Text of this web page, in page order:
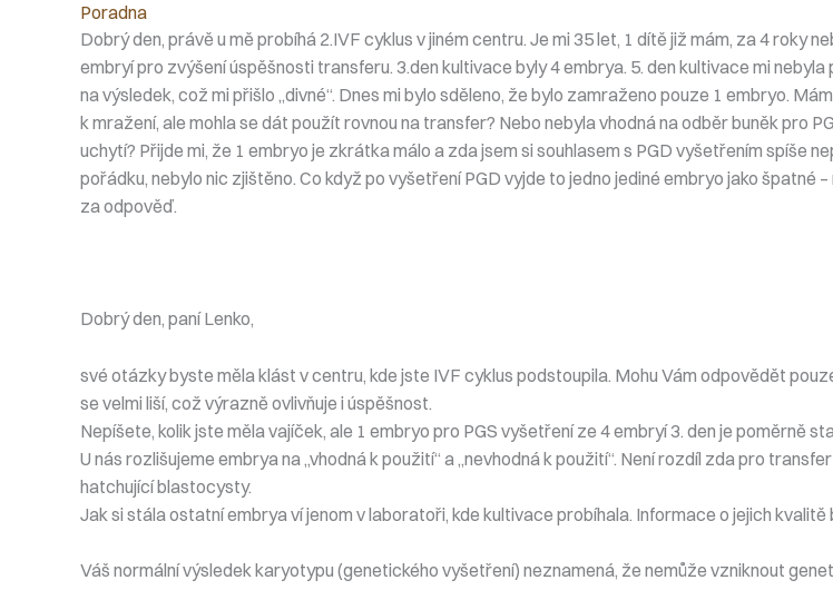
Poradna
Dobrý den, právě u mě probíhá 2.IVF cyklus v jiném centru. Je mi 35 let, 1 dítě již mám, za 4 roky
embryí pro zvýšení úspěšnosti transferu. 3.den kultivace byly 4 embrya. 5. den kultivace mi
na výsledek, což mi přišlo „divné“. Dnes mi bylo sděleno, že bylo zamraženo pouze 1 embryo.
k mražení, ale mohla se dát použít rovnou na transfer? Nebo nebyla vhodná na odběr buněk pro
uchytí? Přijde mi, že 1 embryo je zkrátka málo a zda jsem si souhlasem s PGD vyšetřením spíše
pořádku, nebylo nic zjištěno. Co když po vyšetření PGD vyjde to jedno jediné embryo jako
za odpověď.
Dobrý den, paní Lenko,
své otázky byste měla klást v centru, kde jste IVF cyklus podstoupila. Mohu Vám odpovědět
se velmi liší, což výrazně ovlivňuje i úspěšnost.
Nepíšete, kolik jste měla vajíček, ale 1 embryo pro PGS vyšetření ze 4 embryí 3. den je poměrně
U nás rozlišujeme embrya na „vhodná k použití“ a „nevhodná k použití“. Není rozdíl zda pro
hatchující blastocysty.
Jak si stála ostatní embrya ví jenom v laboratoři, kde kultivace probíhala. Informace o jejich kvalitě
Váš normální výsledek karyotypu (genetického vyšetření) neznamená, že nemůže vzniknout